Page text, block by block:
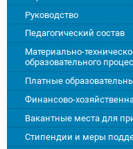
Руководство
Педагогический состав
Материально-
образовательного
Платные
Финансово-
Вакантные места для
Стипендии и меры